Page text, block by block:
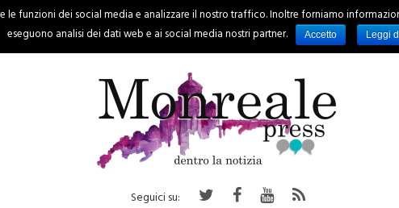
PALERMO REGIONE EVENTI RUBRICHE SPORT
Seguici su:
funzioni dei social media e analizzare il nostro traffico. Inoltre forniamo
eseguono analisi dei dati web e ai social media nostri partner.
Accetto Leggi